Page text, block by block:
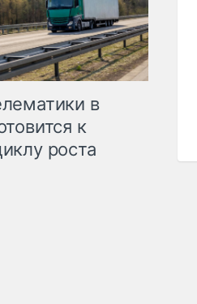
в
к
роста